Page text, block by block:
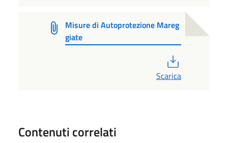
Misure di Autoprotezione Mareg
giate
Scarica
Contenuti correlati